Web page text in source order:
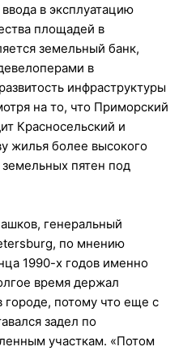
в эксплуатацию
площадей в
земельный банк,
в
инфраструктуры
на то, что Приморский
Красносельский и
жилья более высокого
пятен под
генеральный
по мнению
1990-х годов именно
время держал
городе, потому что еще с
задел по
участкам. «Потом